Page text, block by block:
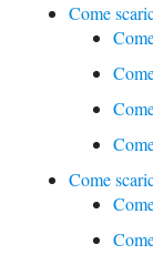
Come
Come